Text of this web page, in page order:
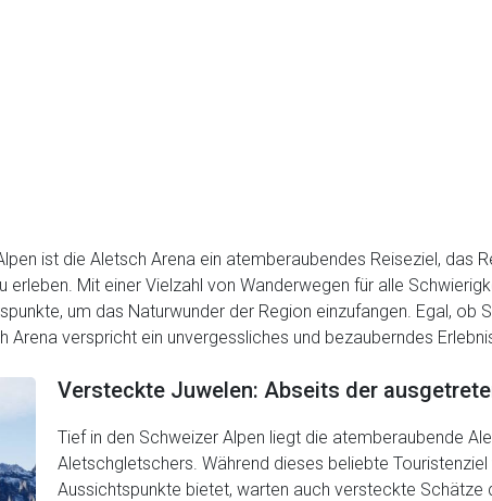
ist die Aletsch Arena ein atemberaubendes Reiseziel, das
erleben. Mit einer Vielzahl von Wanderwegen für alle
um das Naturwunder der Region einzufangen. Egal, ob
Arena verspricht ein unvergessliches und bezauberndes
Versteckte Juwelen: Abseits der
Tief in den Schweizer Alpen liegt die atemberaubende
Aletschgletschers. Während dieses beliebte
Aussichtspunkte bietet, warten auch versteckte Schätze